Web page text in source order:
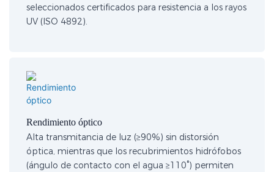
seleccionados certificados para resistencia a los rayos
UV (ISO 4892).
Rendimiento óptico
Alta transmitancia de luz (≥90%) sin distorsión
óptica, mientras que los recubrimientos hidrófobos
(ángulo de contacto con el agua ≥110°) permiten